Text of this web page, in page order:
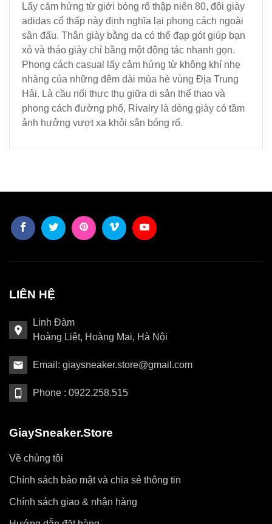
Lấy cảm hứng từ giới bóng rổ thập niên 80, đôi giày
adidas cổ thấp này định nghĩa lại phong cách ngoài
sân đấu. Thân giày bằng da có thể đạp gót giúp bạn
xỏ và tháo giày chỉ bằng một động tác nhanh gọn.
Phong cách casual lấy cảm hứng từ không khí nhẹ
nhàng của những đêm dài mùa hè vùng Địa Trung
Hải. Là cầu nối thực thụ giữa di sản thể thao và
phong cách đường phố, Rivalry là dòng giày có tầm
ảnh hưởng vượt xa khỏi sân bóng rổ.
LIÊN HỆ
Linh Đàm
Hoàng Liệt, Hoàng Mai, Hà Nội
Email: giaysneaker.store@gmail.com
Phone : 0922.258.515
GiaySneaker.Store
Về chúng tôi
Chính sách bảo mật và chia sẻ thông tin
Chính sách giao & nhận hàng